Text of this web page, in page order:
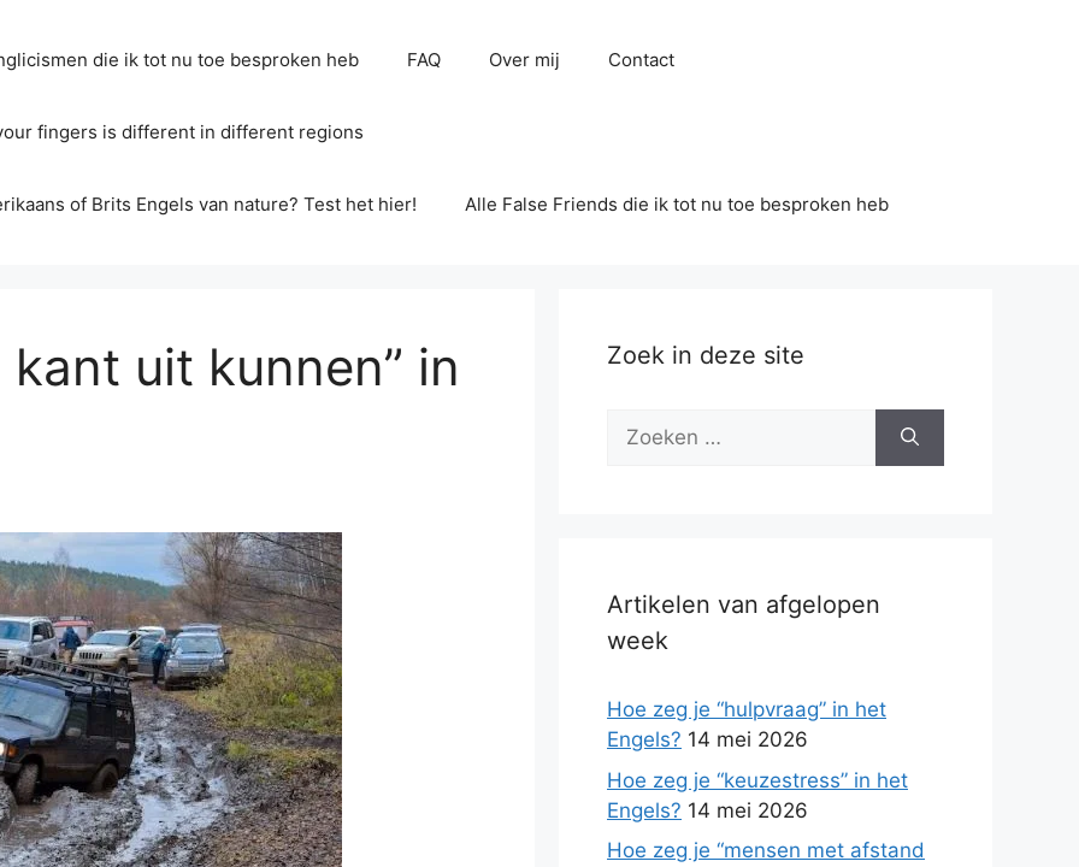
die ik tot nu toe besproken heb FAQ Over mij Contact
fingers is different in different regions
of Brits Engels van nature? Test het hier! Alle False Friends die ik tot nu toe besproken heb
uit kunnen” in Zoek in deze site
Zoek
Artikelen van afgelopen
week
Hoe zeg je “hulpvraag” in het
Engels? 14 mei 2026
Hoe zeg je “keuzestress” in het
Engels? 14 mei 2026
Hoe zeg je “mensen met afstand